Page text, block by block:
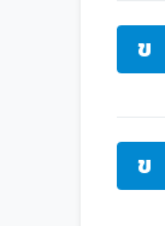
ข
ข